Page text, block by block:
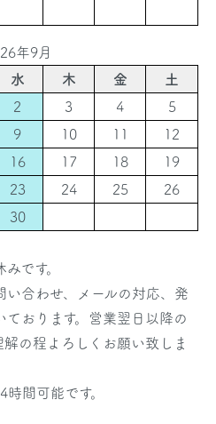
年9月
水 木 金
土
2 3 4
5
9 10 11
12
16 17 18
19
23 24 25
26
30
です。
合わせ、メールの対応、発
おります。営業翌日以降の
の程よろしくお願い致しま
間可能です。